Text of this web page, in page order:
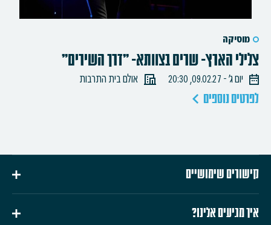
מוסיקה
צלילי הארץ- שרים בצוותא- "דרך השירים"
יום ג׳ - 09.02.27, 20:30 אולם בית התרבות
לפרטים נוספים
קישורים שימושיים
איך מגיעים אלינו?